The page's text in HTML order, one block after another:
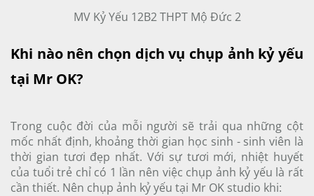
MV Kỷ Yếu 12B2 THPT Mộ Đức 2
Khi nào nên chọn dịch vụ chụp ảnh kỷ yếu
tại Mr OK?
Trong cuộc đời của mỗi người sẽ trải qua những cột
mốc nhất định, khoảng thời gian học sinh - sinh viên là
thời gian tươi đẹp nhất. Với sự tươi mới, nhiệt huyết
của tuổi trẻ chỉ có 1 lần nên việc chụp ảnh kỷ yếu là rất
cần thiết. Nên chụp ảnh kỷ yếu tại Mr OK studio khi: